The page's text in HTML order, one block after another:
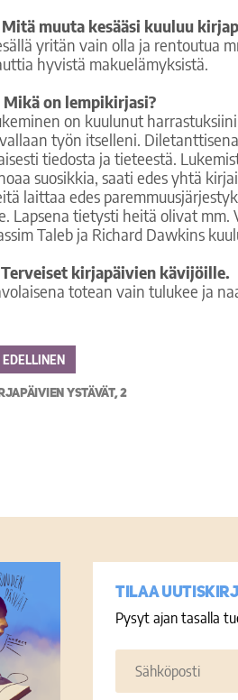
Mitä muuta kesääsi kuuluu
yritän vain olla ja rentoutua
hyvistä makuelämyksistä.
Mikä on lempikirjasi?
on kuulunut
työn itselleni.
tiedosta ja tieteestä.
suosikkia, saati edes yhtä
laittaa edes
Lapsena tietysti heitä olivat mm.
Taleb ja Richard Dawkins
Terveiset kirjapäivien kävijöille.
totean vain tulukee ja
EDELLINEN
YSTÄVÄT, 2
Tilaa
Pysyt ajan tasalla